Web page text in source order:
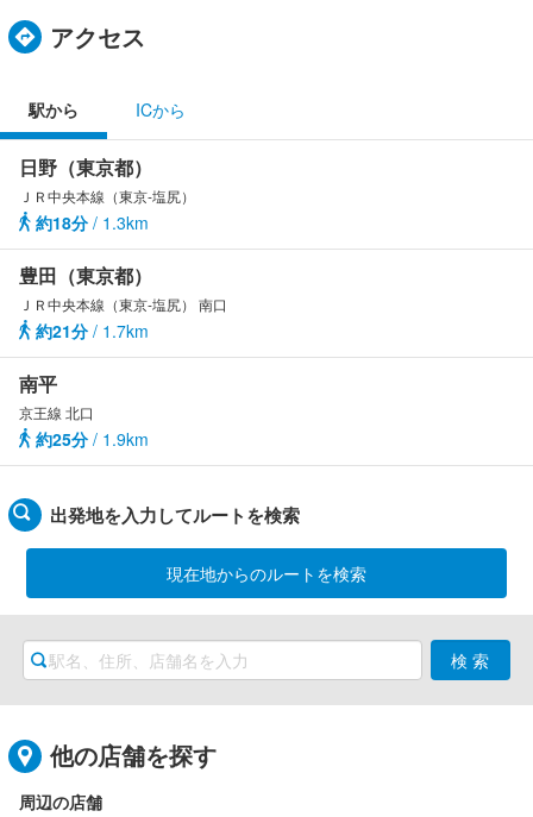
アクセス
駅から ICから
日野（東京都）
ＪＲ中央本線（東京-塩尻）
約18分 / 1.3km
豊田（東京都）
ＪＲ中央本線（東京-塩尻） 南口
約21分 / 1.7km
南平
京王線 北口
約25分 / 1.9km
出発地を入力してルートを検索
現在地からのルートを検索
他の店舗を探す
周辺の店舗